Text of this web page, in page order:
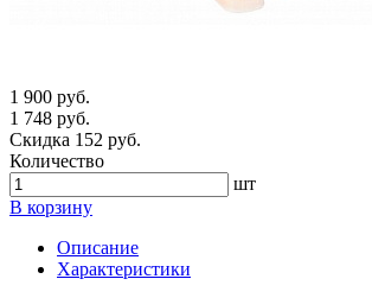
1 900 руб.
1 748 руб.
Скидка 152 руб.
Количество
шт
В корзину
Описание
Характеристики